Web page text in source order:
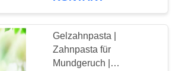
Gelzahnpasta |
Zahnpasta für
Mundgeruch |